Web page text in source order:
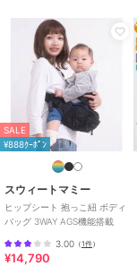
SALE
¥888ｸｰﾎﾟﾝ
スウィートマミー
ヒップシート 抱っこ紐 ボディ
バッグ 3WAY AGS機能搭載
3.00 （1件）
¥14,790